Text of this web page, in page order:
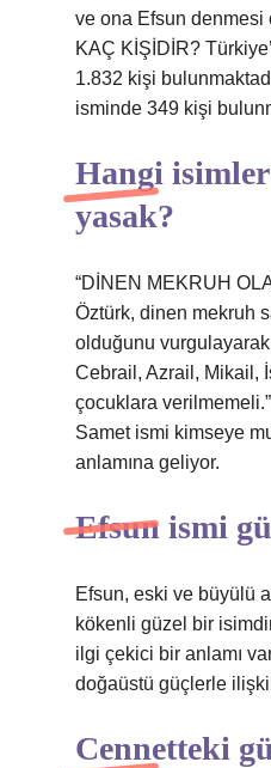
ve ona Efsun denmesi
KAÇ KİŞİDİR?
1.832 kişi
isminde 349 kişi
Hangi
yasak?
“DİNEN MEKRUH
Öztürk, dinen mekruh
olduğunu
Cebrail, Azrail, Mikail,
çocuklara
Samet ismi kimseye
anlamına geliyor.
Efsun ismi
Efsun, eski ve büyülü
kökenli güzel bir
ilgi çekici bir anlamı
doğaüstü güçlerle
Cennetteki